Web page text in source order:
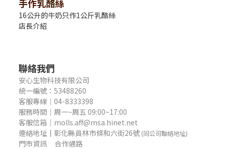
手作乳酪絲
16公升的牛奶只作1公斤乳酪絲
店長介紹
聯絡我們
安心生物科技有限公司
統一編號：53488260
客服專線｜04-8333398
服務時間｜周一~周五 09:00~17:00
客服信箱｜molls.aff@msa.hinet.net
連絡地址 ｜ 彰化縣員林市條和六街26號 (同公司聯絡地址)
門市資訊 合作通路